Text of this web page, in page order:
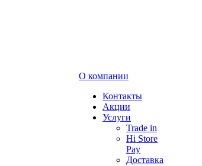
О компании
Контакты
Акции
Услуги
Trade in
Hi Store
Pay
Доставка